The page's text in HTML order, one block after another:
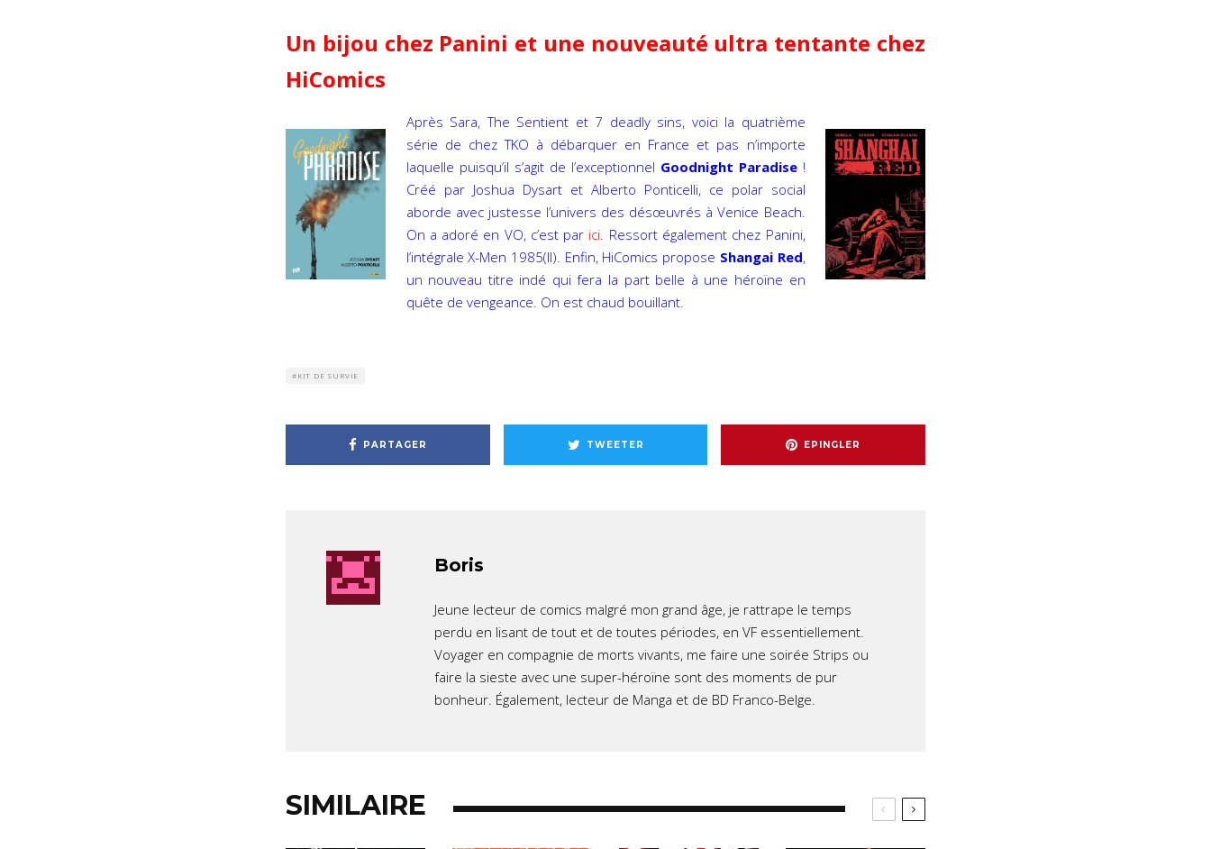
Un bijou chez Panini et une nouveauté ultra tentante chez
HiComics
Après Sara, The Sentient et 7 deadly sins, voici la quatrième
série de chez TKO à débarquer en France et pas n’importe
laquelle puisqu’il s’agit de l’exceptionnel Goodnight Paradise!
Créé par Joshua Dysart et Alberto Ponticelli, ce polar social
aborde avec justesse l’univers des désœuvrés à Venice Beach.
On a adoré en VO, c’est par ici. Ressort également chez Panini,
l’intégrale X-Men 1985(II). Enfin, HiComics propose Shangai Red,
un nouveau titre indé qui fera la part belle à une héroïne en
quête de vengeance. On est chaud bouillant.
KIT DE SURVIE
PARTAGER TWEETER EPINGLER
Boris
Jeune lecteur de comics malgré mon grand âge, je rattrape le temps
perdu en lisant de tout et de toutes périodes, en VF essentiellement.
Voyager en compagnie de morts vivants, me faire une soirée Strips ou
faire la sieste avec une super-héroïne sont des moments de pur
bonheur. Également, lecteur de Manga et de BD Franco-Belge.
SIMILAIRE